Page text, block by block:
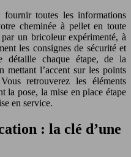
toutes les informations
cheminée à pellet en toute
un bricoleur expérimenté, à
les consignes de sécurité et
détaille chaque étape, de la
mettant l’accent sur les points
retrouverez les éléments
la pose, la mise en place étape
en service.
: la clé d’une